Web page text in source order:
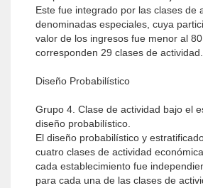
Este fue integrado por las clases de
denominadas especiales, cuya
valor de los ingresos fue menor al
corresponden 29 clases de actividad.
Diseño Probabilístico
Grupo 4. Clase de actividad bajo el
diseño probabilístico.
El diseño probabilístico y
cuatro clases de actividad
cada establecimiento fue
para cada una de las clases de